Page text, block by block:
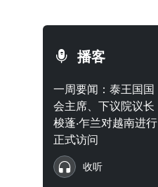
播客
一周要闻：泰王国国
会主席、下议院议长
梭蓬·乍兰对越南进行
正式访问
收听